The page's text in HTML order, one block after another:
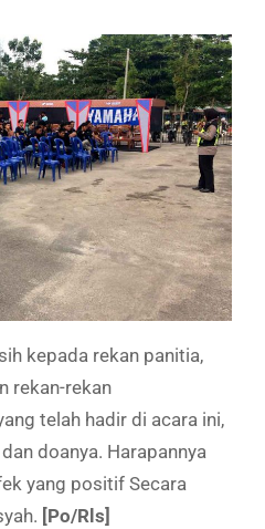
kepada rekan panitia,
rekan-rekan
telah hadir di acara ini,
doanya. Harapannya
yang positif Secara
[Po/Rls]